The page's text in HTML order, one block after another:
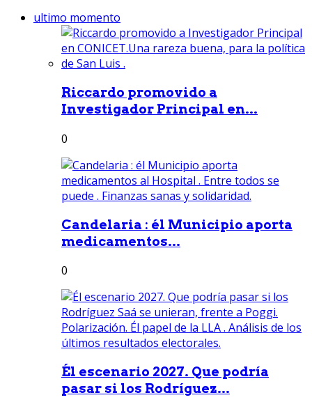
ultimo momento
Riccardo promovido a
Investigador Principal en...
0
Candelaria : él Municipio aporta
medicamentos...
0
Él escenario 2027. Que podría
pasar si los Rodríguez...